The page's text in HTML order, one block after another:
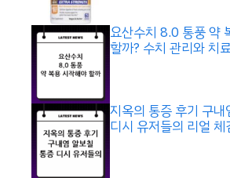
요산수치 8.0 통풍 약
할까? 수치 관리와 치
지옥의 통증 후기 구
디시 유저들의 리얼 체